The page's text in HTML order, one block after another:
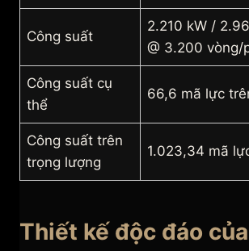
Công suất
2.210 kW /
@ 3.200 vòng/
Công suất cụ
thể
66,6 mã lực
Công suất trên
trọng lượng
1.023,34 mã
Thiết kế độc đáo của